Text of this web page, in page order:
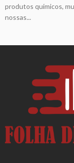
produtos químicos,
nossas...